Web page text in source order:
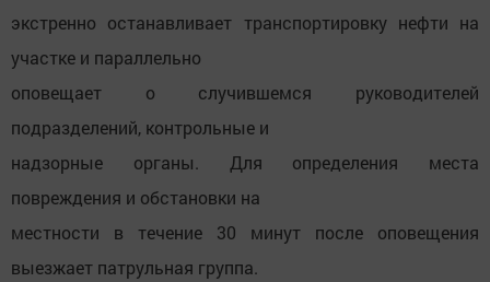
экстренно останавливает транспортировку нефти на
участке и параллельно
оповещает о случившемся руководителей
подразделений, контрольные и
надзорные органы. Для определения места
повреждения и обстановки на
местности в течение 30 минут после оповещения
выезжает патрульная группа.